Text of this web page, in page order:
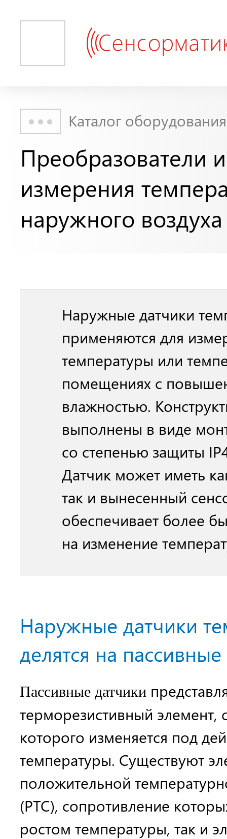
Каталог оборудования
Преобразователи
измерения
наружного воздуха
Наружные датчики
применяются для
температуры или
помещениях с
влажностью.
выполнены в виде
со степенью защиты
Датчик может иметь
так и вынесенный
обеспечивает более
на изменение
Наружные датчики
делятся на
Пассивные датчики
терморезистивный элемент,
которого изменяется под
температуры. Существуют
положительной
(PTC), сопротивление
ростом температуры, так и